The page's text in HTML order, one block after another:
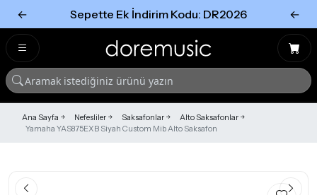
← Sepette Ek İndirim Kodu: DR2026 ←
Ana Sayfa Nefesliler Saksafonlar
Alto Saksafonlar
Yamaha YAS875EXB Siyah Custom Mib Alto Saksafon
Tümünü Gör
Tümünü gör